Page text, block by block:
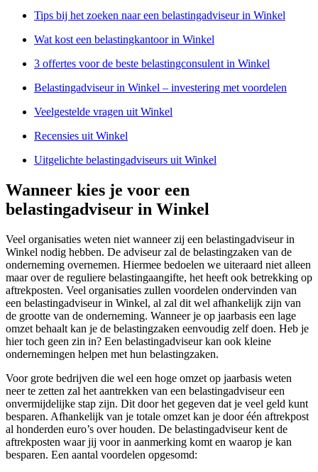
Tips bij het zoeken naar een belastingadviseur in Winkel
Wat kost een belastingkantoor in Winkel
3 offertes voor de beste belastingconsulent in Winkel
Belastingadviseur in Winkel – investering met voordelen
Veelgestelde vragen uit Winkel
Recensies uit Winkel
Uitgelichte belastingadviseurs uit Winkel
Wanneer kies je voor een
belastingadviseur in Winkel
Veel organisaties weten niet wanneer zij een belastingadviseur in
Winkel nodig hebben. De adviseur zal de belastingzaken van de
onderneming overnemen. Hiermee bedoelen we uiteraard niet alleen
maar over de reguliere belastingaangifte, het heeft ook betrekking op
aftrekposten. Veel organisaties zullen voordelen ondervinden van
een belastingadviseur in Winkel, al zal dit wel afhankelijk zijn van
de grootte van de onderneming. Wanneer je op jaarbasis een lage
omzet behaalt kan je de belastingzaken eenvoudig zelf doen. Heb je
hier toch geen zin in? Een belastingadviseur kan ook kleine
ondernemingen helpen met hun belastingzaken.
Voor grote bedrijven die wel een hoge omzet op jaarbasis weten
neer te zetten zal het aantrekken van een belastingadviseur een
onvermijdelijke stap zijn. Dit door het gegeven dat je veel geld kunt
besparen. Afhankelijk van je totale omzet kan je door één aftrekpost
al honderden euro’s over houden. De belastingadviseur kent de
aftrekposten waar jij voor in aanmerking komt en waarop je kan
besparen. Een aantal voordelen opgesomd: